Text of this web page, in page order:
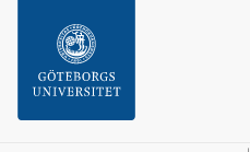
Sidfoten